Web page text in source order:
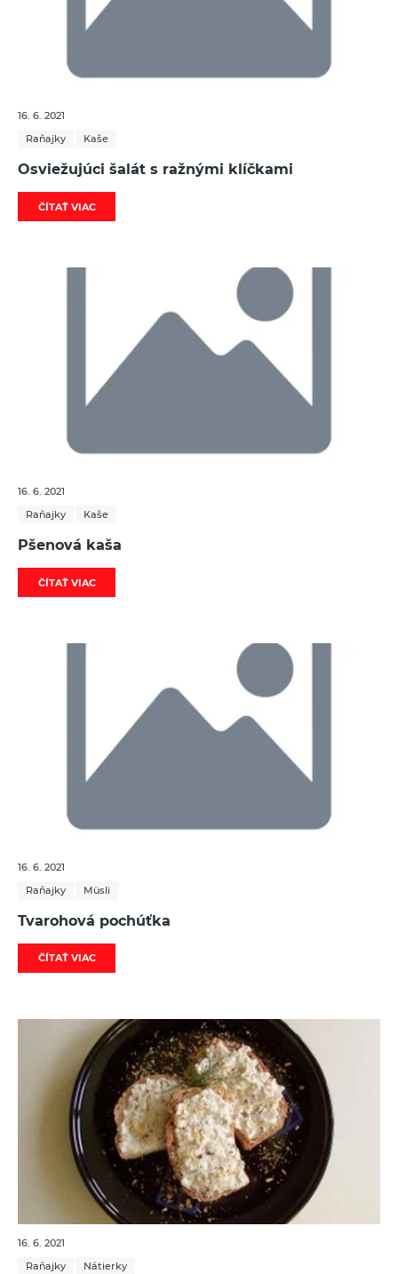
16. 6. 2021
Raňajky
Kaše
Osviežujúci šalát s ražnými klíčkami
ČÍTAŤ VIAC
16. 6. 2021
Raňajky
Kaše
Pšenová kaša
ČÍTAŤ VIAC
16. 6. 2021
Raňajky
Müsli
Tvarohová pochúťka
ČÍTAŤ VIAC
16. 6. 2021
Raňajky
Nátierky